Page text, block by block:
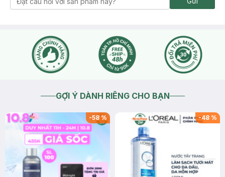
GỢI Ý DÀNH RIÊNG CHO BẠN
-58% -48 %